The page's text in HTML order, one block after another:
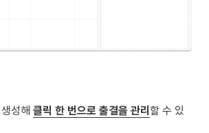
성해 클릭 한 번으로 출결을 관리 할 수 있